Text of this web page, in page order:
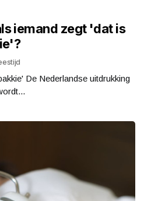
iemand zegt 'dat is
De Nederlandse uitdrukking